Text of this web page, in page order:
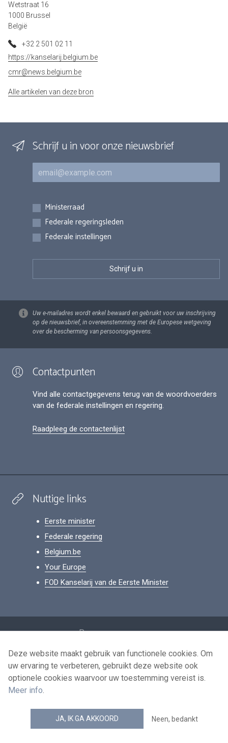
Wetstraat 16
1000 Brussel
België
+32 2 501 02 11
https://kanselarij.belgium.be
cmr@news.belgium.be
Alle artikelen van deze bron
Schrijf u in voor onze nieuwsbrief
E-mail
Inschrijvingen
Ministerraad
Federale regeringsleden
Federale instellingen
Uw e-mailadres wordt enkel bewaard en gebruikt voor uw inschrijving
op de nieuwsbrief, in overeenstemming met de Europese wetgeving
over de bescherming van persoonsgegevens.
Contactpunten
Vind alle contactgegevens terug van de woordvoerders
van de federale instellingen en regering.
Raadpleeg de contactenlijst
Nuttige links
Eerste minister
Federale regering
Belgium.be
Your Europe
FOD Kanselarij van de Eerste Minister
Persoonsgegevens
Voorwaarden voor het hergebruik
Contacteer ons
news.belgium RSS feed
© 2026 - news.belgium.be
Deze website maakt gebruik van functionele cookies. Om
uw ervaring te verbeteren, gebruikt deze website ook
optionele cookies waarvoor uw toestemming vereist is.
Meer info.
JA, IK GA AKKOORD Neen, bedankt